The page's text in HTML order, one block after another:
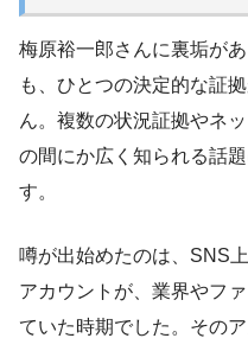
梅原裕一郎さんに裏垢が
も、ひとつの決定的な証
ん。複数の状況証拠やネ
の間にか広く知られる話
す。
噂が出始めたのは、SNS
アカウントが、業界やフ
ていた時期でした。その